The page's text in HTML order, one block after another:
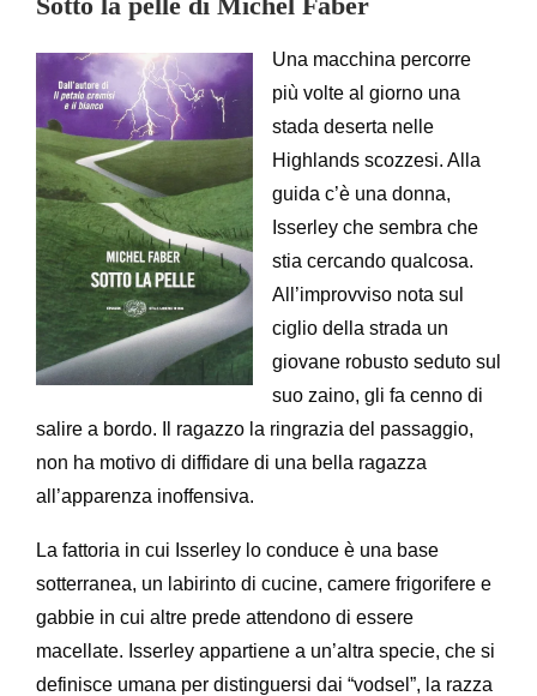
Una macchina percorre
più volte al giorno una
stada deserta nelle
Highlands scozzesi. Alla
guida c’è una donna,
Isserley che sembra che
stia cercando qualcosa.
All’improvviso nota sul
ciglio della strada un
giovane robusto seduto sul
suo zaino, gli fa cenno di
salire a bordo. Il ragazzo la ringrazia del passaggio,
non ha motivo di diffidare di una bella ragazza
all’apparenza inoffensiva.
La fattoria in cui Isserley lo conduce è una base
sotterranea, un labirinto di cucine, camere frigorifere e
gabbie in cui altre prede attendono di essere
macellate. Isserley appartiene a un’altra specie, che si
definisce umana per distinguersi dai “vodsel”, la razza